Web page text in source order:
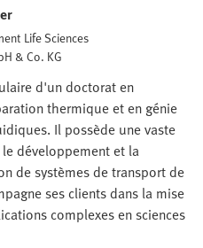
Life Sciences
& Co. KG
d'un doctorat en
thermique et en génie
Il possède une vaste
développement et la
de systèmes de transport de
ses clients dans la mise
complexes en sciences